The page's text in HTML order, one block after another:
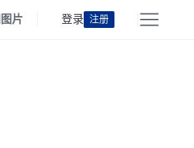
图片 登录 注册